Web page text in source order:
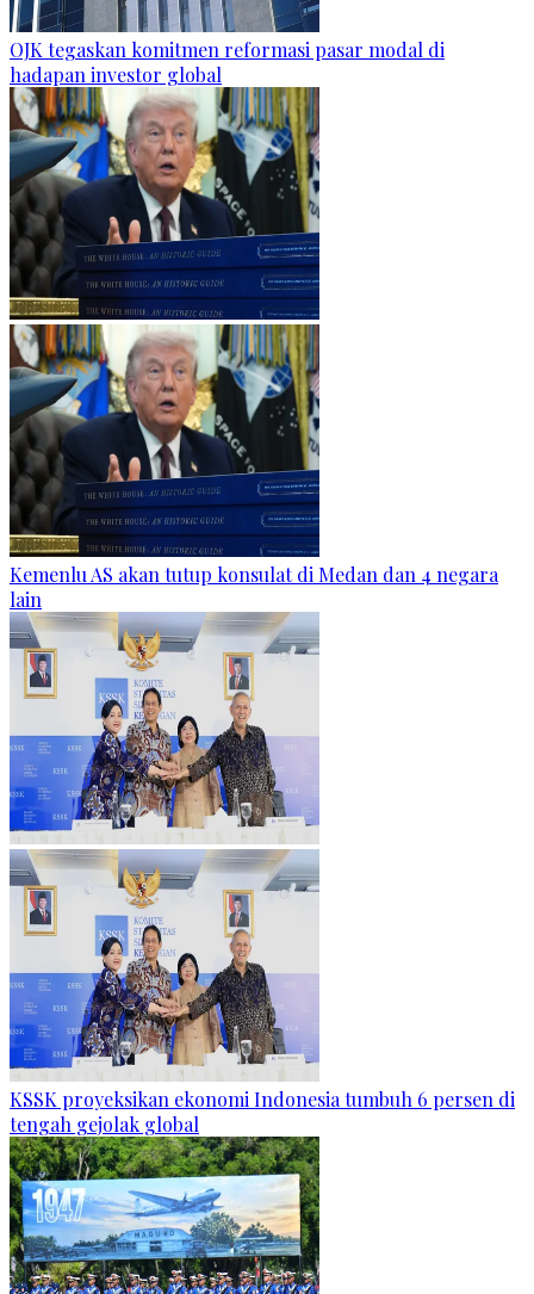
OJK tegaskan komitmen reformasi pasar modal di
hadapan investor global
Kemenlu AS akan tutup konsulat di Medan dan 4 negara
lain
KSSK proyeksikan ekonomi Indonesia tumbuh 6 persen di
tengah gejolak global